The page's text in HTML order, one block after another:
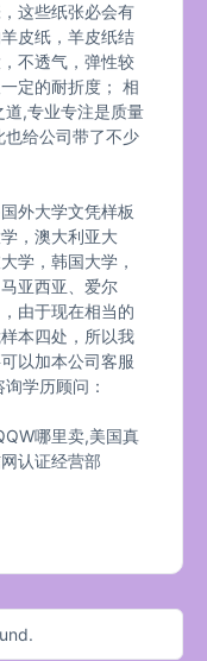
这些纸张必会有
皮纸，羊皮纸结
不透气，弹性较
定的耐折度； 相
,专业专注是质量
也给公司带了不少
外大学文凭样板
，澳大利亚大
学，韩国大学，
亚西亚、爱尔
由于现在相当的
本四处，所以我
以加本公司客服
学历顾问：
哪里卖,美国真
认证经营部